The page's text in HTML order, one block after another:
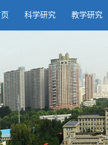
科学研究 教学研究